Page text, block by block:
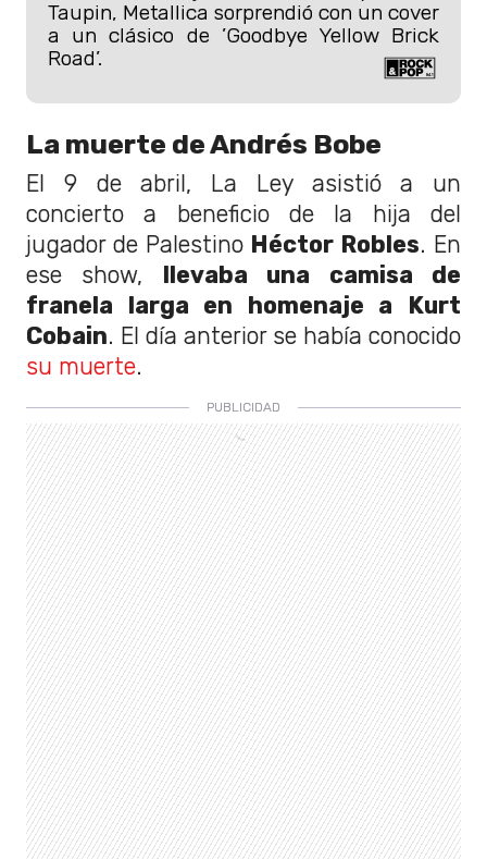
Taupin, Metallica sorprendió con un cover
a un clásico de ’Goodbye Yellow Brick
Road’.
La muerte de Andrés Bobe
El 9 de abril, La Ley asistió a un
concierto a beneficio de la hija del
jugador de Palestino Héctor Robles. En
ese show, llevaba una camisa de
franela larga en homenaje a Kurt
Cobain. El día anterior se había conocido
su muerte.